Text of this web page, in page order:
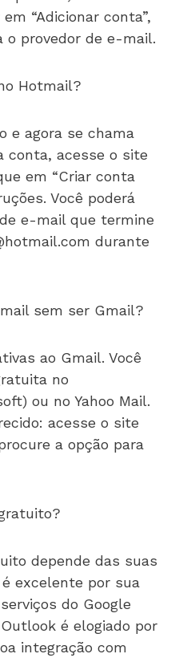
“Adicionar conta”,
o provedor de e-mail.
Hotmail?
e agora se chama
conta, acesse o site
em “Criar conta
Você poderá
e-mail que termine
durante
sem ser Gmail?
ao Gmail. Você
no
ou no Yahoo Mail.
acesse o site
a opção para
depende das suas
excelente por sua
do Google
é elogiado por
integração com